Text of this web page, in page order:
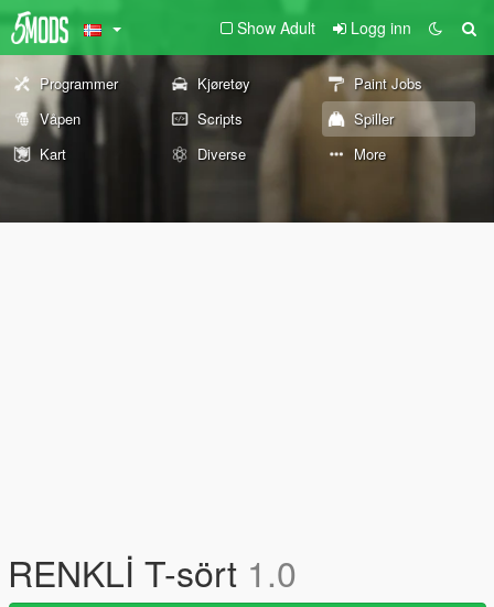
Show Adult Logg inn
Programmer Kjøretøy
Paint Jobs
Våpen
Scripts
Spiller
Kart
Diverse More
RENKLİ T-sört 1.0